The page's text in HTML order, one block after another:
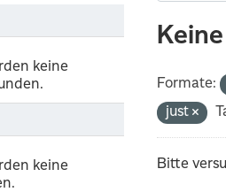
keine
keine
Formate:
just
Bitte